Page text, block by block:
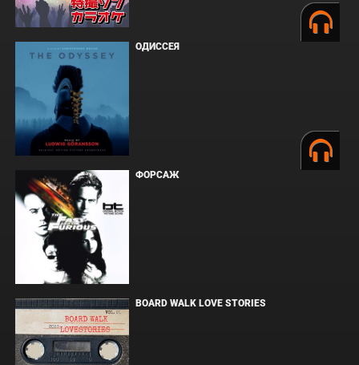
ОДИССЕЯ
ФОРСАЖ
BOARD WALK LOVE STORIES